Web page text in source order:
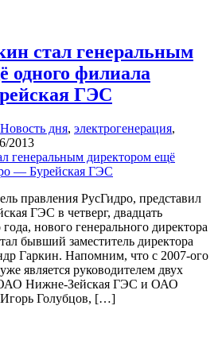
стал генеральным
одного филиала
ГЭС
Новость дня, электрогенерация,
2013
правления РусГидро, представил
ГЭС в четверг, двадцать
нового генерального директора
бывший заместитель директора
Гаркин. Напомним, что с 2007-ого
является руководителем двух
Нижне-Зейская ГЭС и ОАО
Голубцов, […]